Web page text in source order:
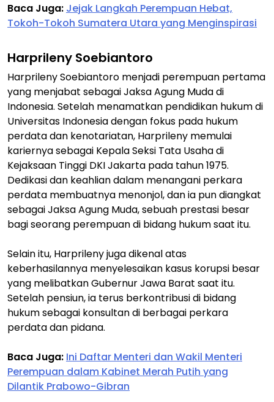
Baca Juga: Jejak Langkah Perempuan Hebat,
Tokoh-Tokoh Sumatera Utara yang Menginspirasi
Harprileny Soebiantoro
Harprileny Soebiantoro menjadi perempuan pertama
yang menjabat sebagai Jaksa Agung Muda di
Indonesia. Setelah menamatkan pendidikan hukum di
Universitas Indonesia dengan fokus pada hukum
perdata dan kenotariatan, Harprileny memulai
kariernya sebagai Kepala Seksi Tata Usaha di
Kejaksaan Tinggi DKI Jakarta pada tahun 1975.
Dedikasi dan keahlian dalam menangani perkara
perdata membuatnya menonjol, dan ia pun diangkat
sebagai Jaksa Agung Muda, sebuah prestasi besar
bagi seorang perempuan di bidang hukum saat itu.
Selain itu, Harprileny juga dikenal atas
keberhasilannya menyelesaikan kasus korupsi besar
yang melibatkan Gubernur Jawa Barat saat itu.
Setelah pensiun, ia terus berkontribusi di bidang
hukum sebagai konsultan di berbagai perkara
perdata dan pidana.
Baca Juga: Ini Daftar Menteri dan Wakil Menteri
Perempuan dalam Kabinet Merah Putih yang
Dilantik Prabowo-Gibran